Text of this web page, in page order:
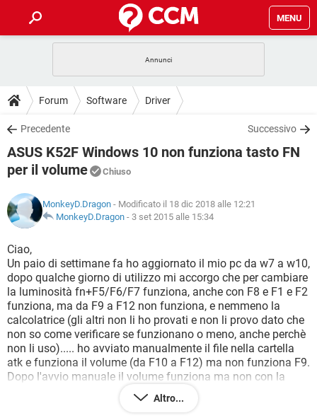
MENU
INTRATTENIMENTO ANDROID
iOS
INSTAGRAM WHATSAPP
TIKTOK
HARDWARE
GUIDE
COVID-19 GAMING
iOS
TIKTOK FACEBOOK
DOWNLOAD
COVID-19 GAMING
INTRATTENIMENTO
iOS WINDOWS 10
INSTAGRAM
TIKTOK
HARDWARE
FORUM
INTRATTENIMENTO ANDROID
INSTAGRAM WHATSAPP
TIKTOK FACEBOOK
HARDWARE
GLOSSARIO
COVID-19
INTRATTENIMENTO
iOS WINDOWS 10
INSTAGRAM WHATSAPP
TIKTOK FACEBOOK
HARDWARE
Forum Software Driver
Precedente Successivo
ASUS K52F Windows 10 non funziona tasto FN
per il volume
Chiuso
MonkeyD.Dragon - Modificato il 18 dic 2018 alle 12:21
MonkeyD.Dragon - 3 set 2015 alle 15:34
Ciao,
Un paio di settimane fa ho aggiornato il mio pc da w7 a w10,
dopo qualche giorno di utilizzo mi accorgo che per cambiare
la luminosità fn+F5/F6/F7 funziona, anche con F8 e F1 e F2
funziona, ma da F9 a F12 non funziona, e nemmeno la
calcolatrice (gli altri non li ho provati e non li provo dato che
non so come verificare se funzionano o meno, anche perchè
non li uso)..... ho avviato manualmente il file nella cartella
atk e funziona il volume (da F10 a F12) ma non funziona F9.
Dopo l'avvio manuale il volume funziona ma non con la
grafica di w10 ma con la grafica di wXP!!! O.o è assurdo.
Senza contare che appena spengo il pc e lo riaccendo devo
Altro...